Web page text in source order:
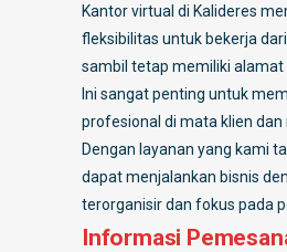
Kantor virtual di Kalideres
fleksibilitas untuk bekerja
sambil tetap memiliki alamat
Ini sangat penting untuk
profesional di mata klien dan
Dengan layanan yang kami
dapat menjalankan bisnis
terorganisir dan fokus pada
Informasi